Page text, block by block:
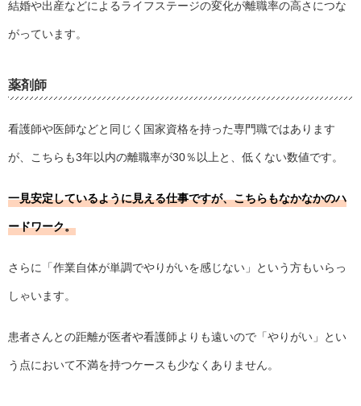
結婚や出産などによるライフステージの変化が離職率の高さにつな
がっています。
薬剤師
看護師や医師などと同じく国家資格を持った専門職ではあります
が、こちらも3年以内の離職率が30％以上と、低くない数値です。
一見安定しているように見える仕事ですが、こちらもなかなかのハ
ードワーク。
さらに「作業自体が単調でやりがいを感じない」という方もいらっ
しゃいます。
患者さんとの距離が医者や看護師よりも遠いので「やりがい」とい
う点において不満を持つケースも少なくありません。